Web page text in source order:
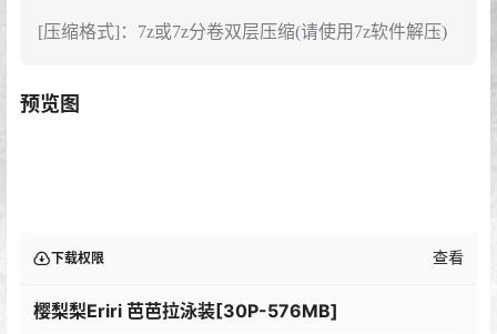
[压缩格式]：7z或7z分卷双层压缩(请使用7z软件解压)
预览图
下载权限 查看
樱梨梨Eriri 芭芭拉泳装[30P-576MB]